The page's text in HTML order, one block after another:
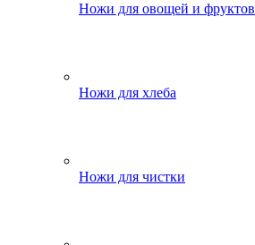
Ножи для овощей и фруктов
Ножи для хлеба
Ножи для чистки